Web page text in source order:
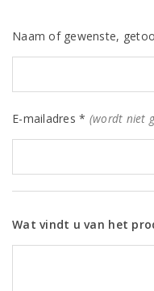
Naam of gewenste,
E-mailadres * (wordt niet
Wat vindt u van het